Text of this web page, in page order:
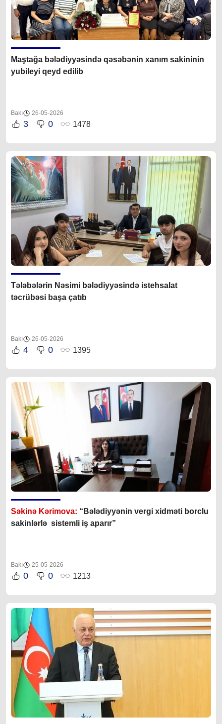
Maştağa bələdiyyəsində qəsəbənin xanım sakininin
yubileyi qeyd edilib
Bakı 26-05-2026
3 0 1478
Tələbələrin Nəsimi bələdiyyəsində istehsalat
təcrübəsi başa çatıb
Bakı 26-05-2026
4 0 1395
Səkinə Kərimova: “Bələdiyyənin vergi xidməti borclu
sakinlərlə sistemli iş aparır”
Bakı 25-05-2026
0 0 1213